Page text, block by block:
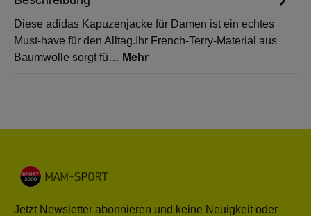
Diese adidas Kapuzenjacke für Damen ist ein echtes
Must-have für den Alltag.Ihr French-Terry-Material aus
Baumwolle sorgt fü… Mehr
Jetzt Newsletter abonnieren und keine Neuigkeit oder